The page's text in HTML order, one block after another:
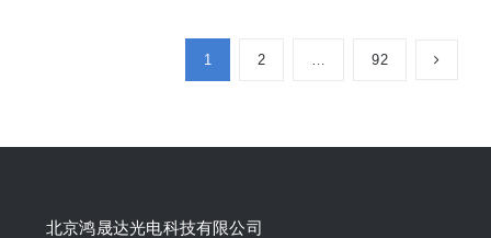
1 2 … 92
北京鸿晟达光电科技有限公司